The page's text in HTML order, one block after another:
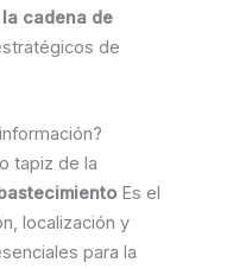
cadena de
de
tapiz de la
Es el
localización y
para la